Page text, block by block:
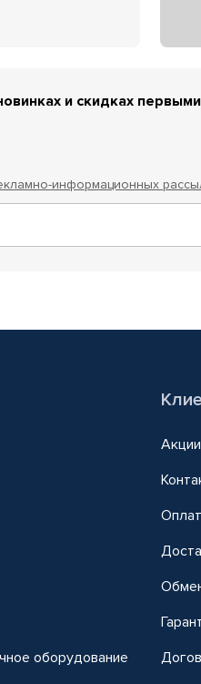
и скидках
информационных
оборудование
Акции